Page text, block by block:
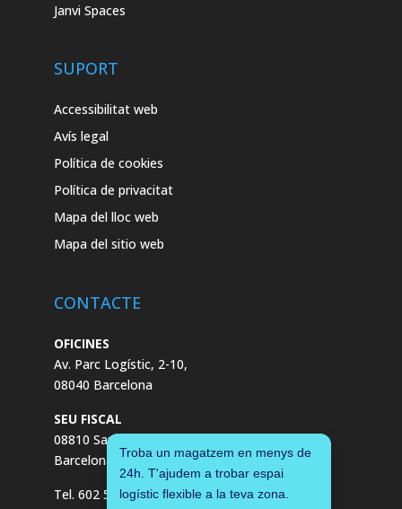
Janvi Spaces
SUPORT
Accessibilitat web
Avís legal
Política de cookies
Política de privacitat
Mapa del lloc web
Mapa del sitio web
CONTACTE
OFICINES
Av. Parc Logístic, 2-10,
08040 Barcelona
SEU FISCAL
08810 Sant Pere de Ribes,
Barcelona
Tel. 602 55 04 00
Troba un magatzem en menys de
24h. T'ajudem a trobar espai
logístic flexible a la teva zona.